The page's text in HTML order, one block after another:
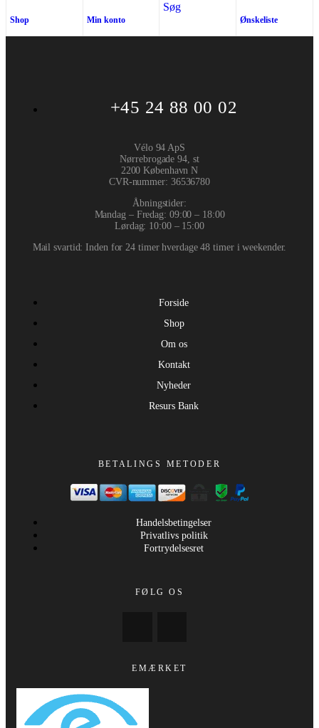
Shop Min konto
Søg
Ønskeliste
+45 24 88 00 02
Vélo 94 ApS
Nørrebrogade 94, st
2200 København N
CVR-nummer: 36536780
Åbningstider:
Mandag – Fredag: 09:00 – 18:00
Lørdag: 10:00 – 15:00
Mail svartid: Inden for 24 timer hverdage 48 timer i weekender.
Forside
Shop
Om os
Kontakt
Nyheder
Resurs Bank
BETALINGS METODER
Handelsbetingelser
Privatlivs politik
Fortrydelsesret
FØLG OS
EMÆRKET